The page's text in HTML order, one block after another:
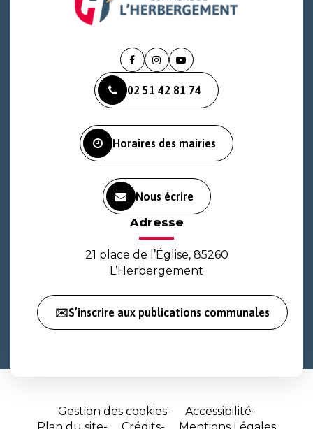
Lien
le
compte
Lien
le
compte
Lien
la
chaîne
02 51 42 81 74
Horaires des mairies
Nous écrire
Adresse
21 place de l’Église, 85260
L’Herbergement
✉️S’inscrire aux publications communales
Gestion des cookies
Accessibilité